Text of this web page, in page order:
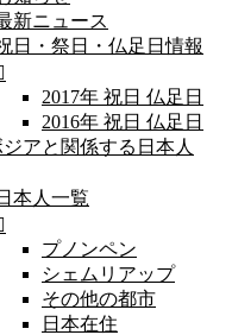
新ニュース
日・祭日・仏足日情報
2017年 祝日 仏足日
2016年 祝日 仏足日
ジアと関係する日本人
本人一覧
プノンペン
シェムリアップ
その他の都市
日本在住